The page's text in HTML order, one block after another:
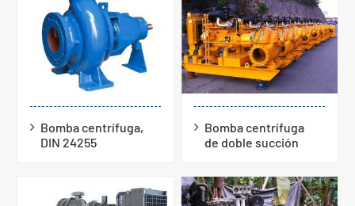
Bomba centrífuga,
DIN 24255
Bomba centrífuga
de doble succión